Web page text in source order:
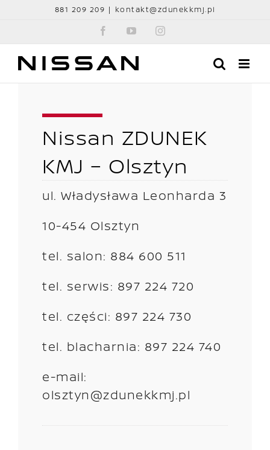
881 209 209 | kontakt@zdunekkmj.pl
FacebookYouTube
Nissan ZDUNEK
KMJ – Olsztyn
ul. Władysława Leonharda 3
10-454 Olsztyn
tel. salon: 884 600 511
tel. serwis: 897 224 720
tel. części: 897 224 730
tel. blacharnia: 897 224 740
e-mail:
olsztyn@zdunekkmj.pl